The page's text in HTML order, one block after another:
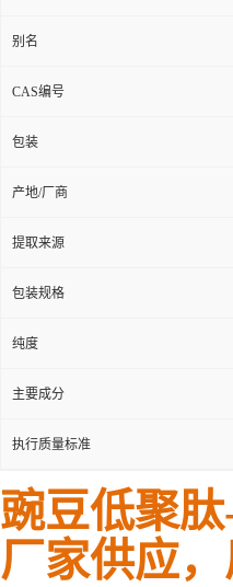
别名
CAS编号
包装
产地/厂商
提取来源
包装规格
纯度
主要成分
执行质量标准
豌豆低聚肽
厂家供应，